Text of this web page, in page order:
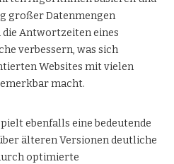
großer Datenmengen
Antwortzeiten eines
verbessern, was sich
Websites mit vielen
macht.
ebenfalls eine bedeutende
älteren Versionen deutliche
optimierte